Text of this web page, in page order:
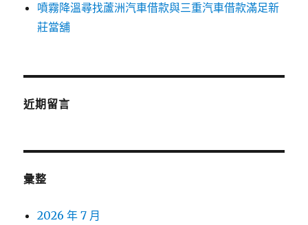
噴霧降溫尋找蘆洲汽車借款與三重汽車借款滿足新
莊當舖
近期留言
彙整
2026 年 7 月